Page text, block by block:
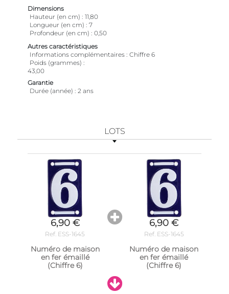
Dimensions
Hauteur (en cm)
11,80
Longueur (en cm)
7
Profondeur (en cm)
0,50
Autres caractéristiques
Informations complémentaires Chiffre 6
Poids (grammes)
43,00
Garantie
Durée (année)
2 ans
LOTS
6,90 €
Ref. ESS-1645
Numéro de maison
en fer émaillé
(Chiffre 6)
6,90 €
Ref. ESS-1645
Numéro de maison
en fer émaillé
(Chiffre 6)